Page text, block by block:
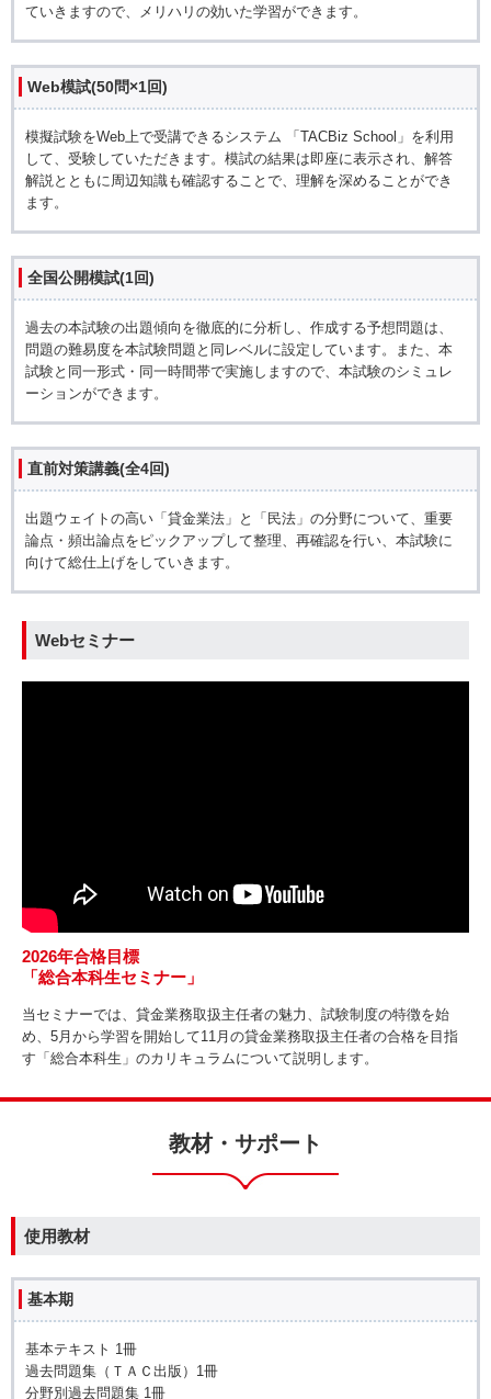
ていきますので、メリハリの効いた学習ができます。
Web模試(50問×1回)
模擬試験をWeb上で受講できるシステム 「TACBiz School」を利用
して、受験していただきます。模試の結果は即座に表示され、解答
解説とともに周辺知識も確認することで、理解を深めることができ
ます。
全国公開模試(1回)
過去の本試験の出題傾向を徹底的に分析し、作成する予想問題は、
問題の難易度を本試験問題と同レベルに設定しています。また、本
試験と同一形式・同一時間帯で実施しますので、本試験のシミュレ
ーションができます。
直前対策講義(全4回)
出題ウェイトの高い「貸金業法」と「民法」の分野について、重要
論点・頻出論点をピックアップして整理、再確認を行い、本試験に
向けて総仕上げをしていきます。
Webセミナー
2026年合格目標
「総合本科生セミナー」
当セミナーでは、貸金業務取扱主任者の魅力、試験制度の特徴を始
め、5月から学習を開始して11月の貸金業務取扱主任者の合格を目指
す「総合本科生」のカリキュラムについて説明します。
教材・サポート
使用教材
基本期
基本テキスト 1冊
過去問題集（ＴＡＣ出版）1冊
分野別過去問題集 1冊